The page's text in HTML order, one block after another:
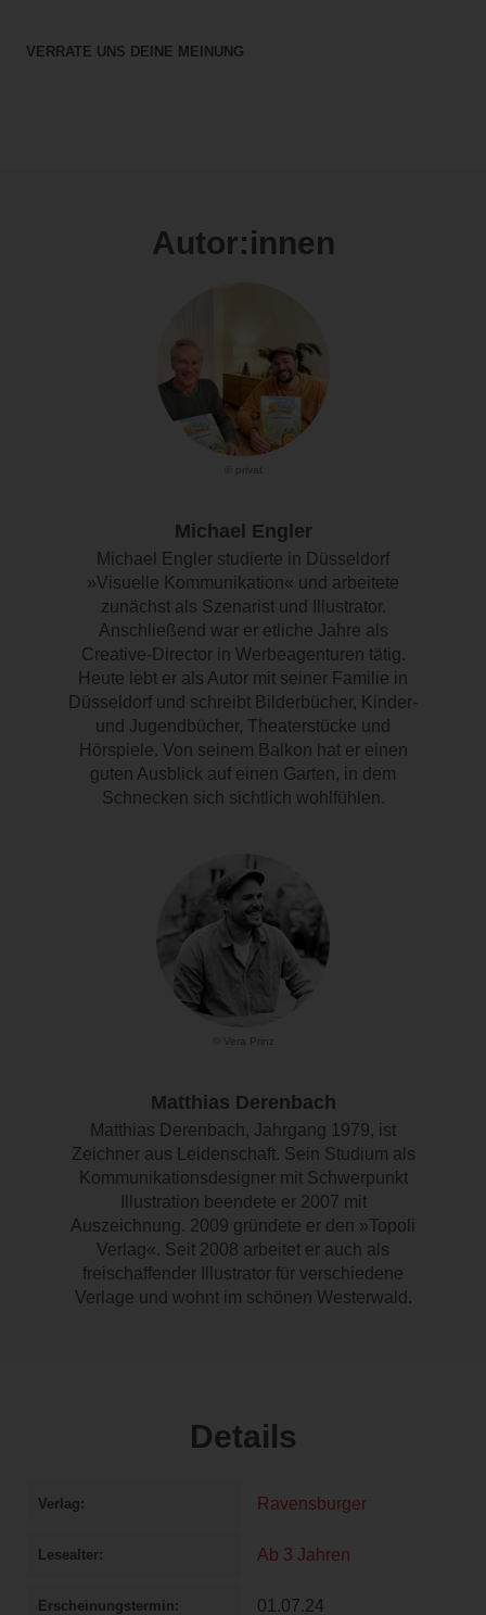
VERRATE UNS DEINE MEINUNG
Autor:innen
© privat
Michael Engler
Michael Engler studierte in Düsseldorf
»Visuelle Kommunikation« und arbeitete
zunächst als Szenarist und Illustrator.
Anschließend war er etliche Jahre als
Creative-Director in Werbeagenturen tätig.
Heute lebt er als Autor mit seiner Familie in
Düsseldorf und schreibt Bilderbücher, Kinder-
und Jugendbücher, Theaterstücke und
Hörspiele. Von seinem Balkon hat er einen
guten Ausblick auf einen Garten, in dem
Schnecken sich sichtlich wohlfühlen.
© Vera Prinz
Matthias Derenbach
Matthias Derenbach, Jahrgang 1979, ist
Zeichner aus Leidenschaft. Sein Studium als
Kommunikationsdesigner mit Schwerpunkt
Illustration beendete er 2007 mit
Auszeichnung. 2009 gründete er den »Topoli
Verlag«. Seit 2008 arbeitet er auch als
freischaffender Illustrator für verschiedene
Verlage und wohnt im schönen Westerwald.
Details
Verlag Ravensburger
Lesealter Ab 3 Jahren
Erscheinungstermin 01.07.24